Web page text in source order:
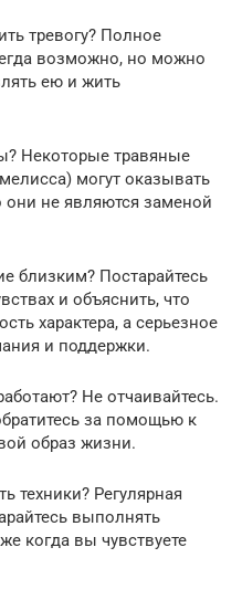
тревогу? Полное
возможно, но можно
ею и жить
Некоторые травяные
могут оказывать
не являются заменой
близким? Постарайтесь
и объяснить, что
характера, а серьезное
и поддержки.
Не отчаивайтесь.
за помощью к
образ жизни.
техники? Регулярная
выполнять
когда вы чувствуете